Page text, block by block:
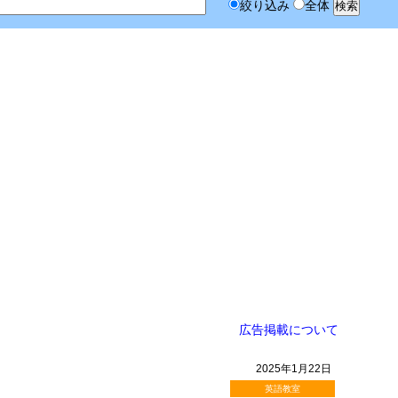
絞り込み 全体
広告掲載について
2025年1月22日
英語教室